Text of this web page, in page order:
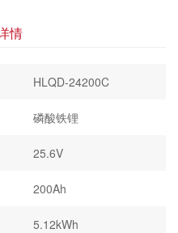
情
HLQD-24200C
磷酸铁锂
25.6V
200Ah
5.12kWh